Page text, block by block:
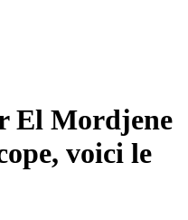
El Mordjene
voici le